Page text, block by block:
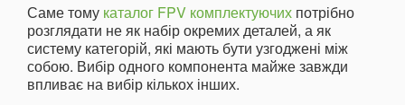
Саме тому каталог FPV комплектуючих потрібно
розглядати не як набір окремих деталей, а як
систему категорій, які мають бути узгоджені між
собою. Вибір одного компонента майже завжди
впливає на вибір кількох інших.